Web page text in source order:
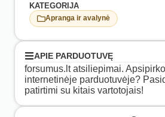
KATEGORIJA
Apranga ir avalynė
APIE PARDUOTUVĘ
forsumus.lt atsiliepimai.
internetinėje parduotuvėje?
patirtimi su kitais vartotojais!